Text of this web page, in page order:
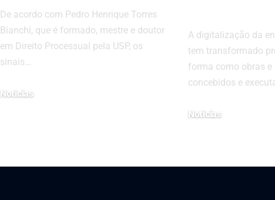
De acordo com Pedro Henrique Torres
Bianchi, que é formado, mestre e doutor
em Direito Processual pela USP, os
sinais…
Noticias
A digitalização da
tem transformado
forma como obras e
concebidos e
Noticias